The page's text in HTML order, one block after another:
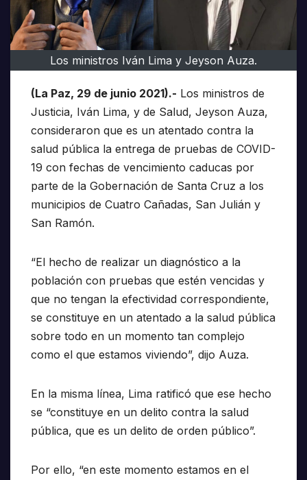
Los ministros Iván Lima y Jeyson Auza.
(La Paz, 29 de junio 2021).- Los ministros de
Justicia, Iván Lima, y de Salud, Jeyson Auza,
consideraron que es un atentado contra la
salud pública la entrega de pruebas de COVID-
19 con fechas de vencimiento caducas por
parte de la Gobernación de Santa Cruz a los
municipios de Cuatro Cañadas, San Julián y
San Ramón.
“El hecho de realizar un diagnóstico a la
población con pruebas que estén vencidas y
que no tengan la efectividad correspondiente,
se constituye en un atentado a la salud pública
sobre todo en un momento tan complejo
como el que estamos viviendo”, dijo Auza.
En la misma línea, Lima ratificó que ese hecho
se “constituye en un delito contra la salud
pública, que es un delito de orden público”.
Por ello, “en este momento estamos en el